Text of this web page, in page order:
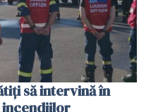
să intervină în
incendiilor